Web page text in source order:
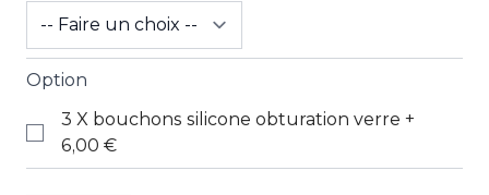
View
Option
3 X bouchons silicone obturation verre +
6,00 €